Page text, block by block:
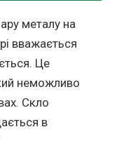
металу на
вважається
Це
неможливо
Скло
в